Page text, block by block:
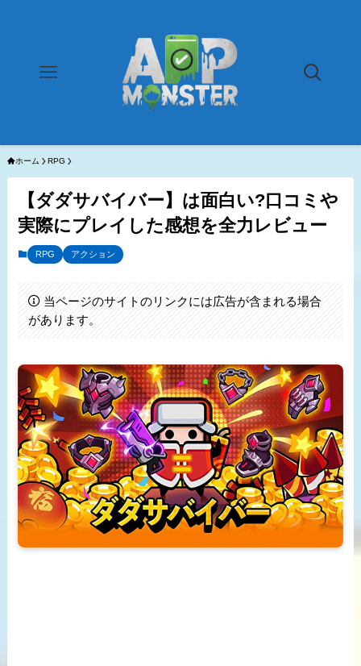
ホーム RPG
【ダダサバイバー】は面白い?口コミや
実際にプレイした感想を全力レビュー
RPG アクション
当ページのサイトのリンクには広告が含まれる場合
があります。